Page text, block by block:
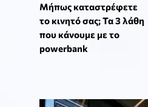
Μήπως καταστρέφετε
το κινητό σας; Τα 3 λάθη
που κάνουμε με το
powerbank